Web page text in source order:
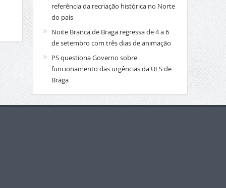
referência da recriação histórica no Norte
do país
Noite Branca de Braga regressa de 4 a 6
de setembro com três dias de animação
PS questiona Governo sobre
funcionamento das urgências da ULS de
Braga